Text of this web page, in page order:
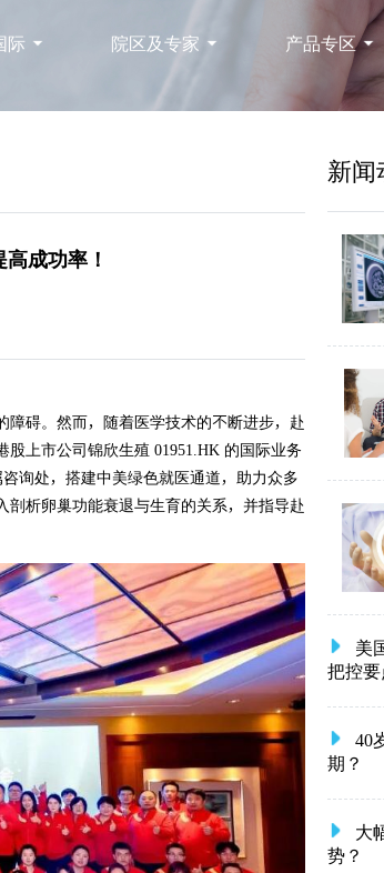
际 院区及专家 产品专区
成功率！
碍。然而，随着医学技术的不断进步，赴
上市公司锦欣生殖 01951.HK 的国际业务
询处，搭建中美绿色就医通道，助力众多
剖析卵巢功能衰退与生育的关系，并指导赴
新闻
美
把控要
40
期？
大
势？